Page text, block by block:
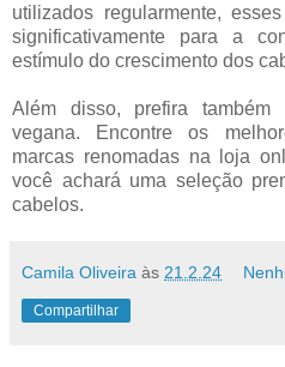
utilizados regularmente,
significativamente para a
estímulo do crescimento dos
Além disso, prefira
vegana. Encontre os
marcas renomadas na loja
você achará uma seleção
cabelos.
Camila Oliveira às 21.2.24
Compartilhar